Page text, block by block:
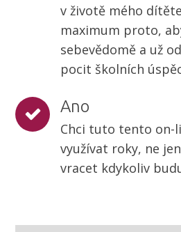
v životě mého
maximum proto,
sebevědomě a už
pocit školních
Ano
Chci tuto tento on-
využívat roky, ne
vracet kdykoliv